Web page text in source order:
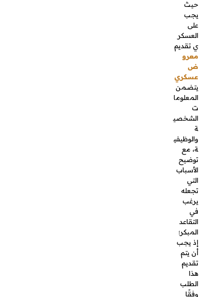
يرغب في
التقاعد
المبكر؛ إذ
يجب أن
يتم تقديم
هذا الطلب
وفقًا
للإجراءات
المحددة
من قبل
الجهة
المسؤولة
في القوات
المسلحة.
الموافقة
الإدارية
يجب أن
تتم
الموافقة
على طلب
التقاعد
المبكر من